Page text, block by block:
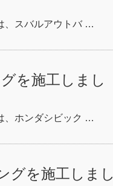
、スバルアウトバ …
を施工しまし
、ホンダシビック …
グを施工しまし